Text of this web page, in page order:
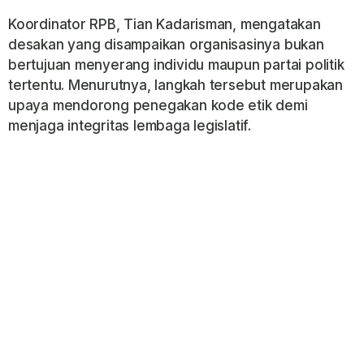
Koordinator RPB, Tian Kadarisman, mengatakan
desakan yang disampaikan organisasinya bukan
bertujuan menyerang individu maupun partai politik
tertentu. Menurutnya, langkah tersebut merupakan
upaya mendorong penegakan kode etik demi
menjaga integritas lembaga legislatif.